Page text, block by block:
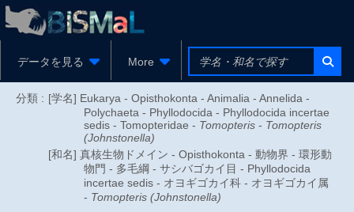
データを見る More
分類 : [学名] Eukarya - Opisthokonta - Animalia - Annelida -
Polychaeta - Phyllodocida - Phyllodocida incertae
sedis - Tomopteridae - Tomopteris - Tomopteris
(Johnstonella)
[和名] 真核生物ドメイン - Opisthokonta - 動物界 - 環形動
物門 - 多毛綱 - サシバゴカイ目 - Phyllodocida
incertae sedis - オヨギゴカイ科 - オヨギゴカイ属
- Tomopteris (Johnstonella)